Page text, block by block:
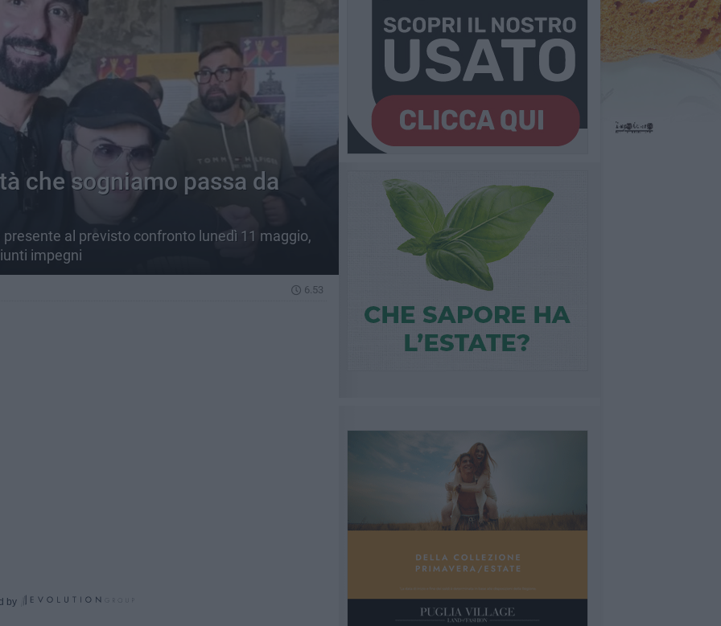
che sogniamo passa da
al previsto confronto lunedì 11 maggio,
impegni
6.53
by